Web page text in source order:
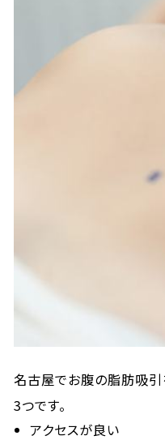
名古屋でお腹の脂肪吸引
3つです。
アクセスが良い